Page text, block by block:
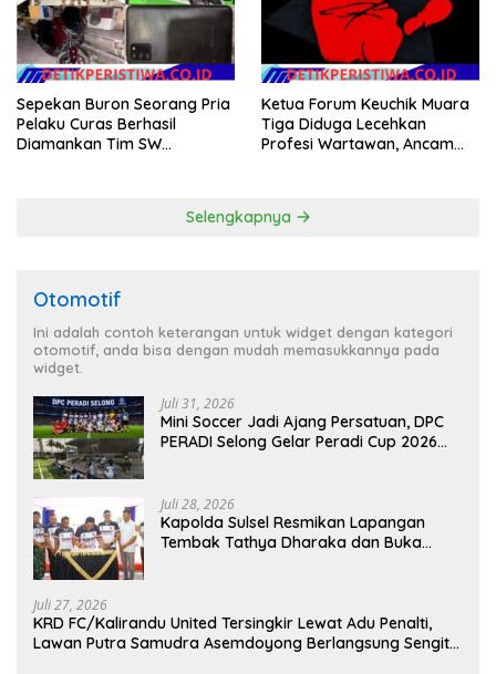
Sepekan Buron Seorang Pria
Pelaku Curas Berhasil
Diamankan Tim SW
Ketua Forum Keuchik Muara
Tiga Diduga Lecehkan
Profesi Wartawan, Ancam
Selengkapnya
Otomotif
Ini adalah contoh keterangan untuk widget dengan kategori
otomotif, anda bisa dengan mudah memasukkannya pada
widget.
Juli 31, 2026
Mini Soccer Jadi Ajang Persatuan, DPC
PERADI Selong Gelar Peradi Cup 2026
Juli 28, 2026
Kapolda Sulsel Resmikan Lapangan
Tembak Tathya Dharaka dan Buka
Juli 27, 2026
KRD FC/Kalirandu United Tersingkir Lewat Adu Penalti,
Lawan Putra Samudra Asemdoyong Berlangsung Sengit